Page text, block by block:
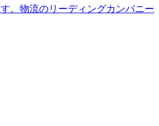
。物流のリーディングカンパニー